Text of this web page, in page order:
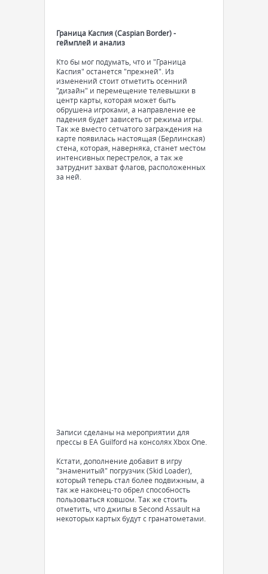
Граница Каспия (Caspian Border) -
геймплей и анализ
Кто бы мог подумать, что и "Граница
Каспия" останется "прежней". Из
изменений стоит отметить осенний
"дизайн" и перемещение телевышки в
центр карты, которая может быть
обрушена игроками, а направление ее
падения будет зависеть от режима игры.
Так же вместо сетчатого заграждения на
карте появилась настоящая (Берлинская)
стена, которая, наверняка, станет местом
интенсивных перестрелок, а так же
затруднит захват флагов, расположенных
за ней.
Записи сделаны на мероприятии для
прессы в EA Guilford на консолях Xbox One.
Кстати, дополнение добавит в игру
"знаменитый" погрузчик (Skid Loader),
который теперь стал более подвижным, а
так же наконец-то обрел способность
пользоваться ковшом. Так же стоить
отметить, что джипы в Second Assault на
некоторых картых будут с гранатометами.